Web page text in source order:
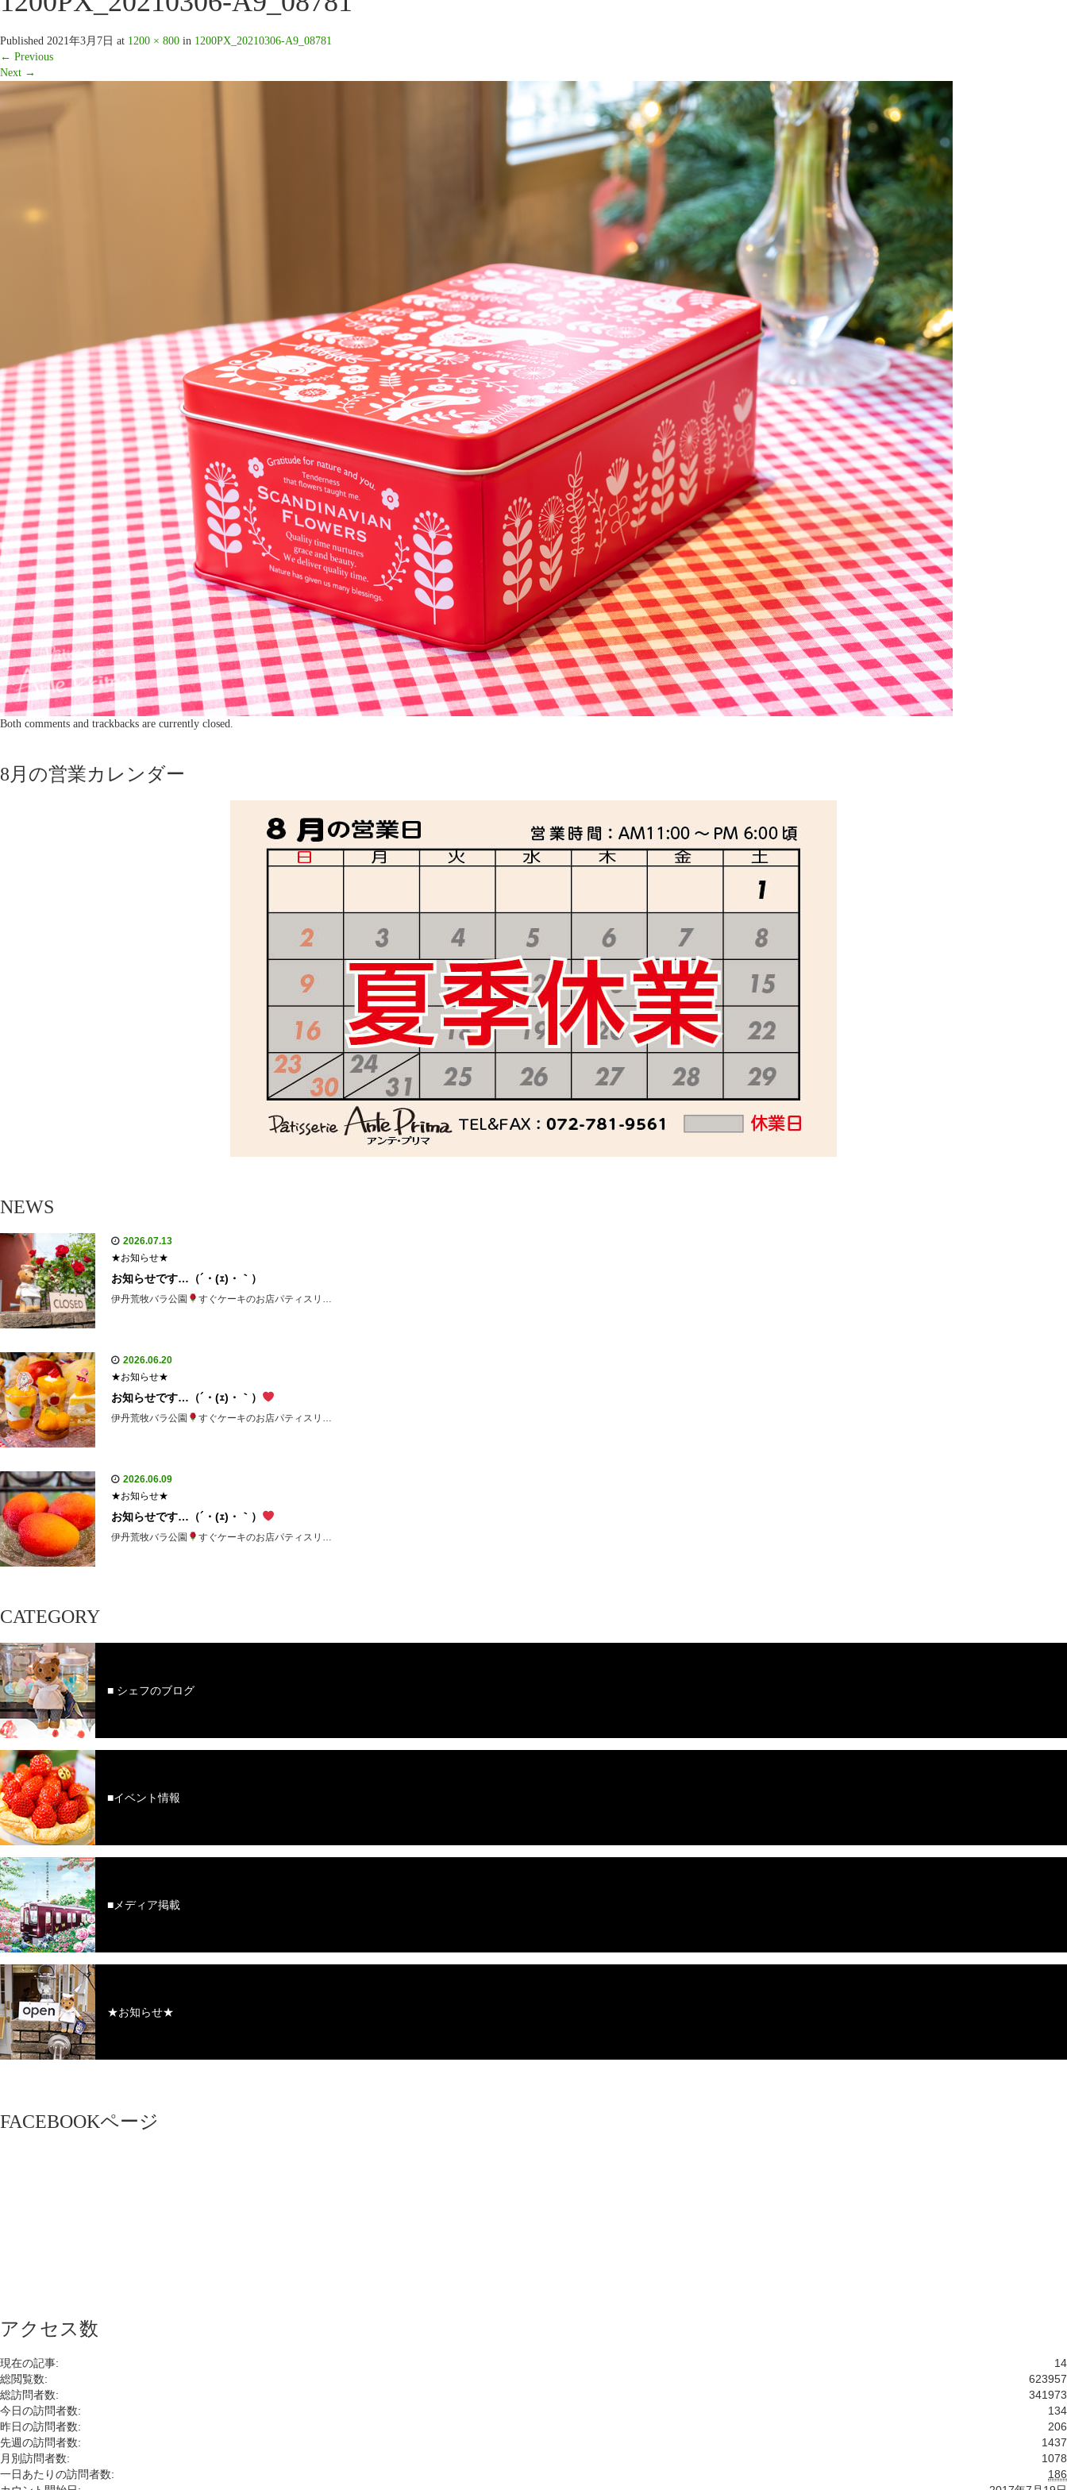
Published 2021年3月7日 at 1200 × 800 in 1200PX_20210306-A9_08781
← Previous
Next →
Both comments and trackbacks are currently closed.
8月の営業カレンダー
NEWS
2026.07.13
★お知らせ★
お知らせです…（´・(ｪ)・｀）
伊丹荒牧バラ公園 すぐケーキのお店パティスリ…
2026.06.20
★お知らせ★
お知らせです…（´・(ｪ)・｀）
伊丹荒牧バラ公園 すぐケーキのお店パティスリ…
2026.06.09
★お知らせ★
お知らせです…（´・(ｪ)・｀）
伊丹荒牧バラ公園 すぐケーキのお店パティスリ…
CATEGORY
■ シェフのブログ
■イベント情報
■メディア掲載
★お知らせ★
FACEBOOKページ
アクセス数
14
現在の記事:
623957
総閲覧数:
341973
総訪問者数:
134
今日の訪問者数:
206
昨日の訪問者数:
1437
先週の訪問者数:
1078
月別訪問者数:
186
一日あたりの訪問者数: